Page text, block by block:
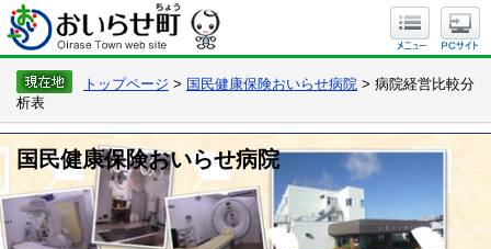
トップページ > 国民健康保険おいらせ病院 > 病院経営比較分
析表
国民健康保険おいらせ病院